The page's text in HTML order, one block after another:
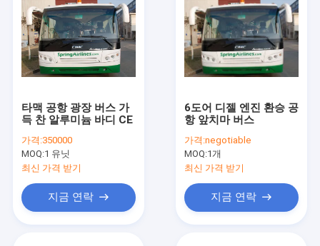
타맥 공항 광장 버스 가
득 찬 알루미늄 바디 CE
가격:350000
MOQ:1 유닛
최신 가격 받기
지금 연락
6도어 디젤 엔진 환승 공
항 앞치마 버스
가격:negotiable
MOQ:1개
최신 가격 받기
지금 연락